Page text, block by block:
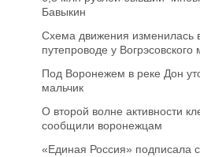
Бавыкин
Схема движения изменилась
путепроводе у Вогрэсовского
Под Воронежем в реке Дон
мальчик
О второй волне активности
сообщили воронежцам
«Единая Россия» подписала